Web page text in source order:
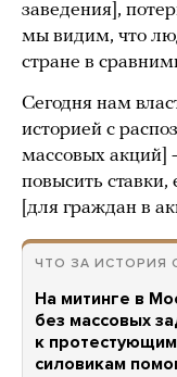
заведения],
мы видим, что
стране в
Сегодня нам
историей с
массовых акций]
повысить ставки,
[для граждан в
ЧТО ЗА ИСТОРИЯ
На митинге в
без массовых
к
силовикам